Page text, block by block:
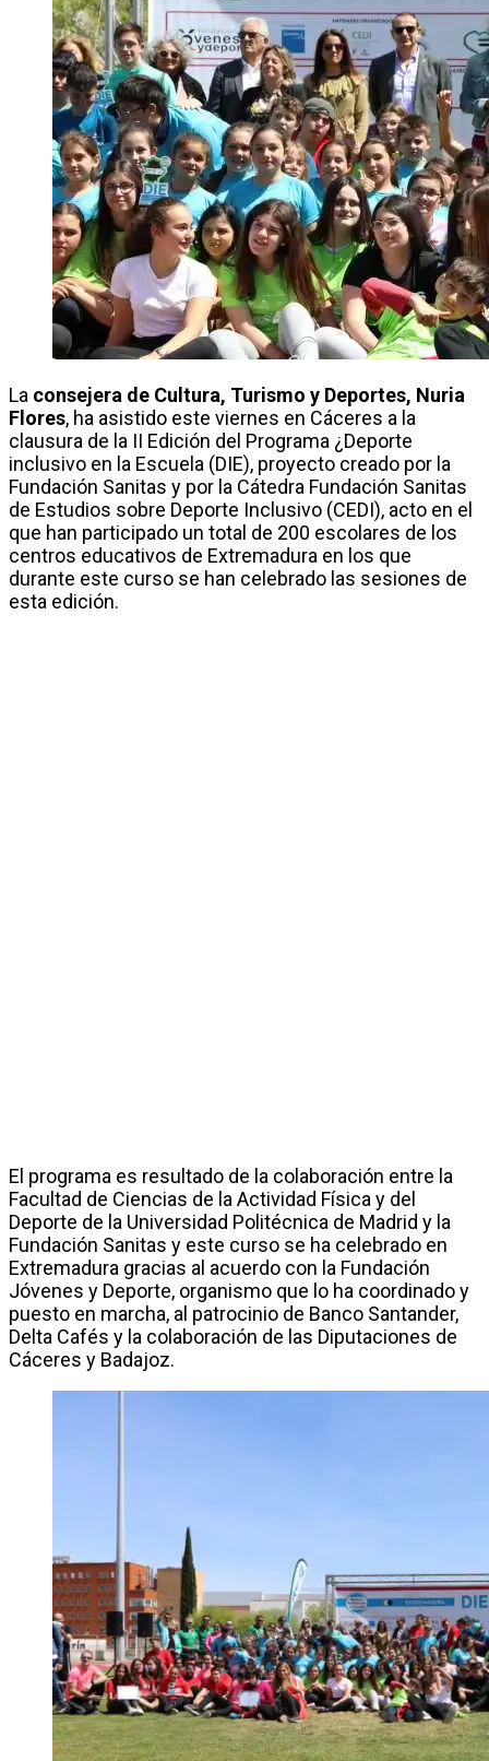
La consejera de Cultura, Turismo y Deportes, Nuria
Flores, ha asistido este viernes en Cáceres a la
clausura de la II Edición del Programa ¿Deporte
inclusivo en la Escuela (DIE), proyecto creado por la
Fundación Sanitas y por la Cátedra Fundación Sanitas
de Estudios sobre Deporte Inclusivo (CEDI), acto en el
que han participado un total de 200 escolares de los
centros educativos de Extremadura en los que
durante este curso se han celebrado las sesiones de
esta edición.
El programa es resultado de la colaboración entre la
Facultad de Ciencias de la Actividad Física y del
Deporte de la Universidad Politécnica de Madrid y la
Fundación Sanitas y este curso se ha celebrado en
Extremadura gracias al acuerdo con la Fundación
Jóvenes y Deporte, organismo que lo ha coordinado y
puesto en marcha, al patrocinio de Banco Santander,
Delta Cafés y la colaboración de las Diputaciones de
Cáceres y Badajoz.